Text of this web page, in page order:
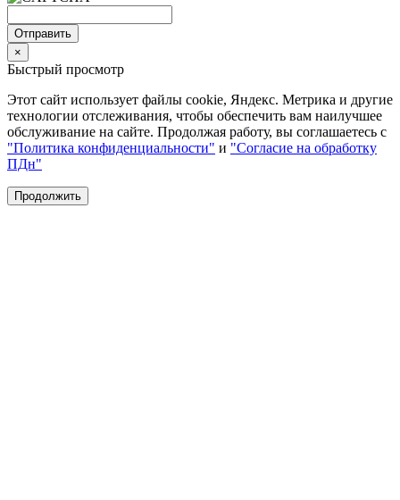
Отправить
×
Быстрый просмотр
Этот сайт использует файлы cookie, Яндекс. Метрика и другие
технологии отслеживания, чтобы обеспечить вам наилучшее
обслуживание на сайте. Продолжая работу, вы соглашаетесь с
"Политика конфиденциальности" и "Согласие на обработку
ПДн"
Продолжить